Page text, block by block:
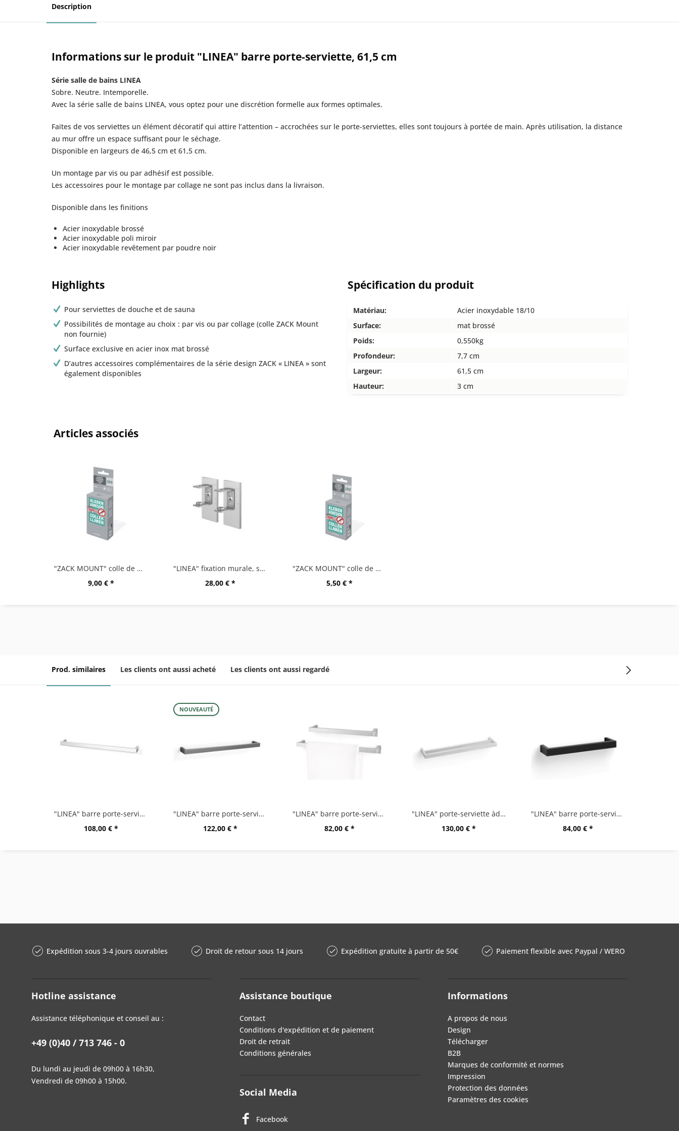
Description
Informations sur le produit "LINEA" barre porte-serviette, 61,5 cm
Série salle de bains LINEA
Sobre. Neutre. Intemporelle.
Avec la série salle de bains LINEA, vous optez pour une discrétion formelle aux formes optimales.
Faites de vos serviettes un élément décoratif qui attire l’attention – accrochées sur le porte-serviettes, elles sont toujours à portée de main. Après utilisation, la distance
au mur offre un espace suffisant pour le séchage.
Disponible en largeurs de 46,5 cm et 61,5 cm.
Un montage par vis ou par adhésif est possible.
Les accessoires pour le montage par collage ne sont pas inclus dans la livraison.
Disponible dans les finitions
Acier inoxydable brossé
Acier inoxydable poli miroir
Acier inoxydable revêtement par poudre noir
Highlights
Pour serviettes de douche et de sauna
Possibilités de montage au choix : par vis ou par collage (colle ZACK Mount
non fournie)
Surface exclusive en acier inox mat brossé
D’autres accessoires complémentaires de la série design ZACK « LINEA » sont
également disponibles
Spécification du produit
Matériau:
Acier inoxydable 18/10
Surface:
mat brossé
Poids:
0,550kg
Profondeur:
7,7 cm
Largeur:
61,5 cm
Hauteur:
3 cm
Articles associés
"ZACK MOUNT" colle de montage,12g
9,00 € *
"LINEA" fixation murale, set/2
28,00 € *
"ZACK MOUNT" colle de montage,6g
5,50 € *
Prod. similaires Les clients ont aussi acheté Les clients ont aussi regardé
"LINEA" barre porte-serviette 61,5 cm, très...
108,00 € *
NOUVEAUTÉ
"LINEA" barre porte-serviettes, 61,5 cm, graphite
122,00 € *
"LINEA" barre porte-serviette, 46,5 cm
82,00 € *
"LINEA" porte-serviette àdouble barre
130,00 € *
"LINEA" barre porte-serviette, 46,5 cm
84,00 € *
Expédition sous 3-4 jours ouvrables Droit de retour sous 14 jours Expédition gratuite à partir de 50€ Paiement flexible avec Paypal / WERO
Hotline assistance
Assistance téléphonique et conseil au :
+49 (0)40 / 713 746 - 0
Du lundi au jeudi de 09h00 à 16h30,
Vendredi de 09h00 à 15h00.
Assistance boutique
Contact
Conditions d'expédition et de paiement
Droit de retrait
Conditions générales
Social Media
Facebook
Informations
A propos de nous
Design
Télécharger
B2B
Marques de conformité et normes
Impression
Protection des données
Paramètres des cookies